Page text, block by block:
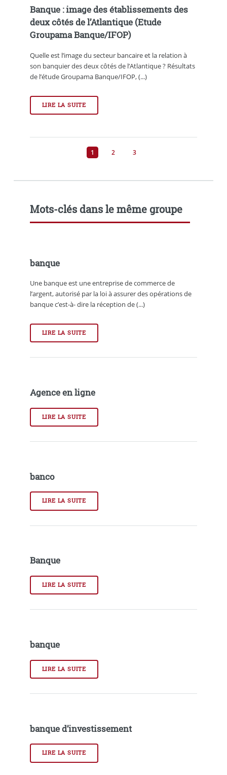
Banque : image des établissements des
deux côtés de l’Atlantique (Etude
Groupama Banque/IFOP)
Quelle est l’image du secteur bancaire et la relation à
son banquier des deux côtés de l’Atlantique ? Résultats
de l’étude Groupama Banque/IFOP, (...)
LIRE LA SUITE
1 2 3
Mots-clés dans le même groupe
banque
Une banque est une entreprise de commerce de
l’argent, autorisé par la loi à assurer des opérations de
banque c’est-à- dire la réception de (...)
LIRE LA SUITE
Agence en ligne
LIRE LA SUITE
banco
LIRE LA SUITE
Banque
LIRE LA SUITE
banque
LIRE LA SUITE
banque d’investissement
LIRE LA SUITE